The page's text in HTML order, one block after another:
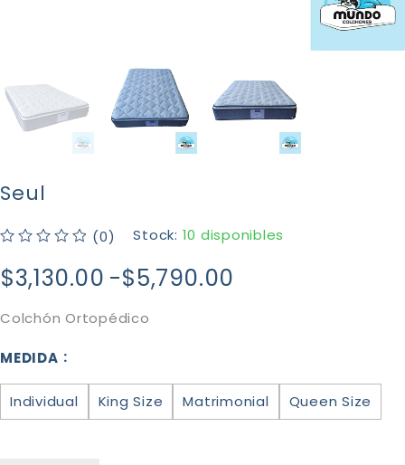
Seul
(0) Stock: 10 disponibles
Colchón Ortopédico
$3,130.00 -$5,790.00
MEDIDA
Individual King Size Matrimonial Queen Size